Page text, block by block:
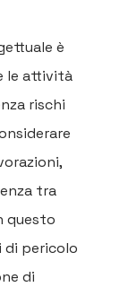
è
le attività
rischi
tra
questo
di pericolo
di